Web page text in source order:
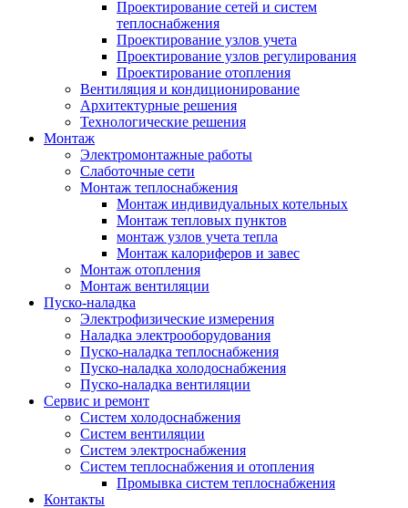
Проектирование сетей и систем
теплоснабжения
Проектирование узлов учета
Проектирование узлов регулирования
Проектирование отопления
Вентиляция и кондиционирование
Архитектурные решения
Технологические решения
Монтаж
Электромонтажные работы
Слаботочные сети
Монтаж теплоснабжения
Монтаж индивидуальных котельных
Монтаж тепловых пунктов
монтаж узлов учета тепла
Монтаж калориферов и завес
Монтаж отопления
Монтаж вентиляции
Пуско-наладка
Электрофизические измерения
Наладка электрооборудования
Пуско-наладка теплоснабжения
Пуско-наладка холодоснабжения
Пуско-наладка вентиляции
Сервис и ремонт
Систем холодоснабжения
Систем вентиляции
Систем электроснабжения
Систем теплоснабжения и отопления
Промывка систем теплоснабжения
Контакты